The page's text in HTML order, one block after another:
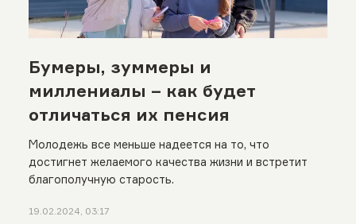
Бумеры, зуммеры и
миллениалы – как будет
отличаться их пенсия
Молодежь все меньше надеется на то, что
достигнет желаемого качества жизни и встретит
благополучную старость.
19.02.2024, 03:17